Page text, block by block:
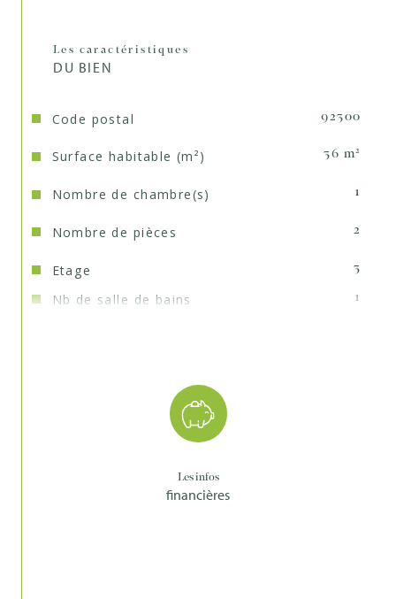
Les caractéristiques
DU BIEN
Code postal 92300
Surface habitable (m²) 36 m²
Nombre de chambre(s) 1
Nombre de pièces 2
Etage 3
Nb de salle de bains 1
Format de chauffage
Les infos
financières